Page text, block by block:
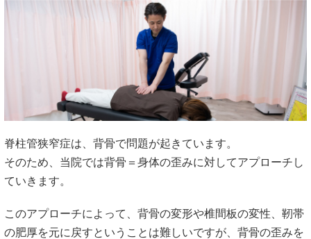
脊柱管狭窄症は、背骨で問題が起きています。
そのため、当院では背骨＝身体の歪みに対してアプローチし
ていきます。
このアプローチによって、背骨の変形や椎間板の変性、靭帯
の肥厚を元に戻すということは難しいですが、背骨の歪みを